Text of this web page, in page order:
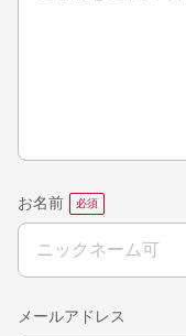
お名前
メールアドレス